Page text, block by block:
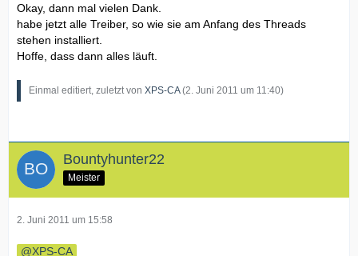
Okay, dann mal vielen Dank.
habe jetzt alle Treiber, so wie sie am Anfang des Threads
stehen installiert.
Hoffe, dass dann alles läuft.
Einmal editiert, zuletzt von XPS-CA(2. Juni 2011 um 11:40)
Bountyhunter22
Meister
2. Juni 2011 um 15:58
XPS-CA